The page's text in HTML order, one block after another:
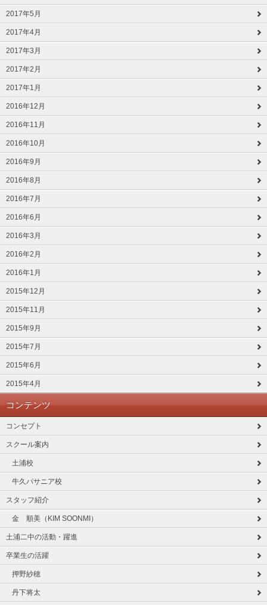
2017年5月
2017年4月
2017年3月
2017年2月
2017年1月
2016年12月
2016年11月
2016年10月
2016年9月
2016年8月
2016年7月
2016年6月
2016年3月
2016年2月
2016年1月
2015年12月
2015年11月
2015年9月
2015年7月
2015年6月
2015年4月
コンテンツ
コンセプト
スクール案内
土浦校
牛久パサニア校
スタッフ紹介
金 順美（KIM SOONMI）
土浦二中の活動・躍進
卒業生の活躍
押野紗穂
丹下将太